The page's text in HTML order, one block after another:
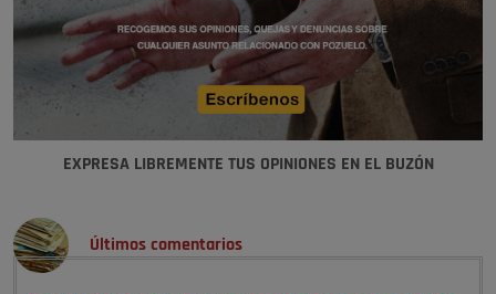
EXPRESA LIBREMENTE TUS OPINIONES EN EL BUZÓN
Últimos comentarios